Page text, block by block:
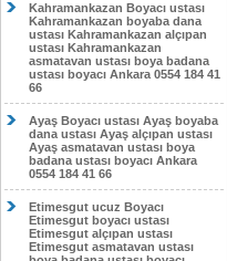
Kahramankazan Boyacı ustası
Kahramankazan boyaba dana
ustası Kahramankazan alçıpan
ustası Kahramankazan
asmatavan ustası boya badana
ustası boyacı Ankara 0554 184 41
66
Ayaş Boyacı ustası Ayaş boyaba
dana ustası Ayaş alçıpan ustası
Ayaş asmatavan ustası boya
badana ustası boyacı Ankara
0554 184 41 66
Etimesgut ucuz Boyacı
Etimesgut boyacı ustası
Etimesgut alçıpan ustası
Etimesgut asmatavan ustası